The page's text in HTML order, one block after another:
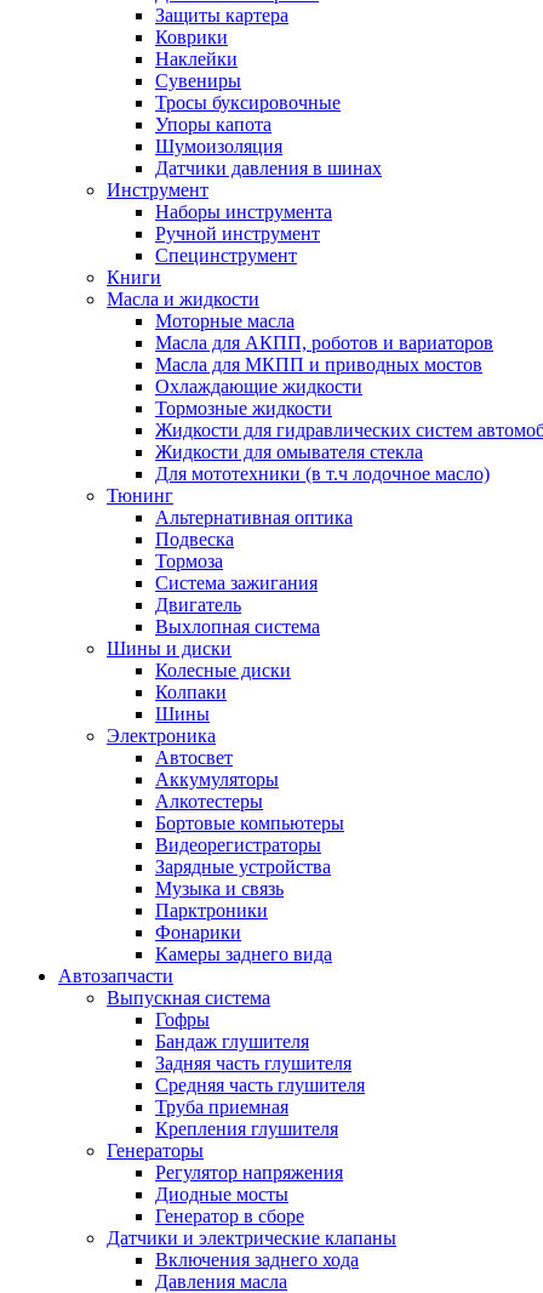
Защиты картера
Коврики
Наклейки
Сувениры
Тросы буксировочные
Упоры капота
Шумоизоляция
Датчики давления в шинах
Инструмент
Наборы инструмента
Ручной инструмент
Специнструмент
Книги
Масла и жидкости
Моторные масла
Масла для АКПП, роботов и вариаторов
Масла для МКПП и приводных мостов
Охлаждающие жидкости
Тормозные жидкости
Жидкости для гидравлических систем
Жидкости для омывателя стекла
Для мототехники (в т.ч лодочное масло)
Тюнинг
Альтернативная оптика
Подвеска
Тормоза
Система зажигания
Двигатель
Выхлопная система
Шины и диски
Колесные диски
Колпаки
Шины
Электроника
Автосвет
Аккумуляторы
Алкотестеры
Бортовые компьютеры
Видеорегистраторы
Зарядные устройства
Музыка и связь
Парктроники
Фонарики
Камеры заднего вида
Автозапчасти
Выпускная система
Гофры
Бандаж глушителя
Задняя часть глушителя
Средняя часть глушителя
Труба приемная
Крепления глушителя
Генераторы
Регулятор напряжения
Диодные мосты
Генератор в сборе
Датчики и электрические клапаны
Включения заднего хода
Давления масла